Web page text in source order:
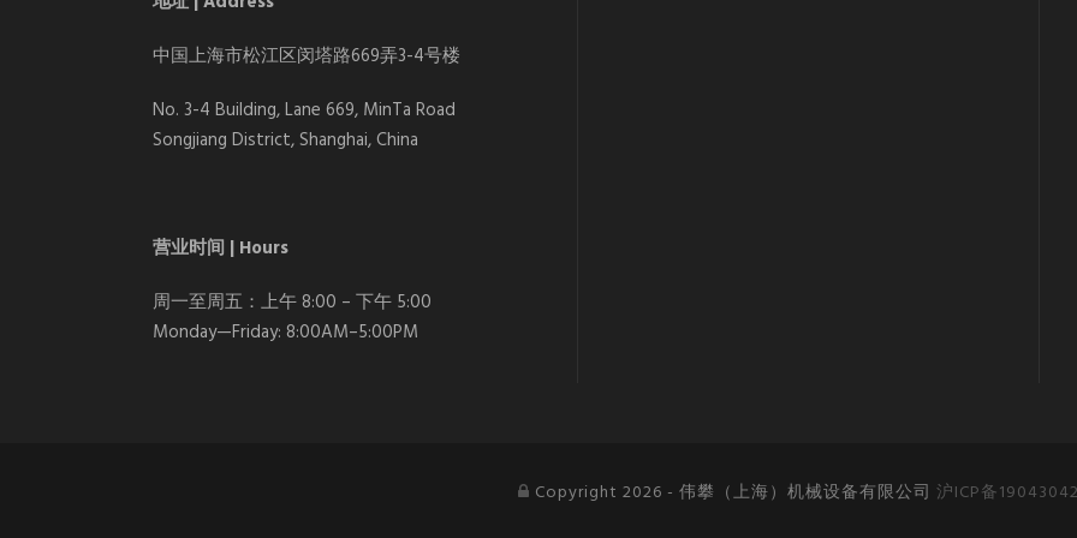
中国上海市松江区闵塔路669弄3-4号楼
No. 3-4 Building, Lane 669, MinTa Road
Songjiang District, Shanghai, China
营业时间 | Hours
周一至周五：上午 8:00 – 下午 5:00
Monday—Friday: 8:00AM–5:00PM
Copyright 2026 - 伟攀（上海）机械设备有限公司 沪ICP备